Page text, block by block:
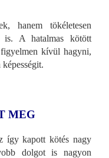
hanem tökéletesen
is. A hatalmas kötött
kívül hagyni,
MEG
így kapott kötés nagy
dolgot is nagyon